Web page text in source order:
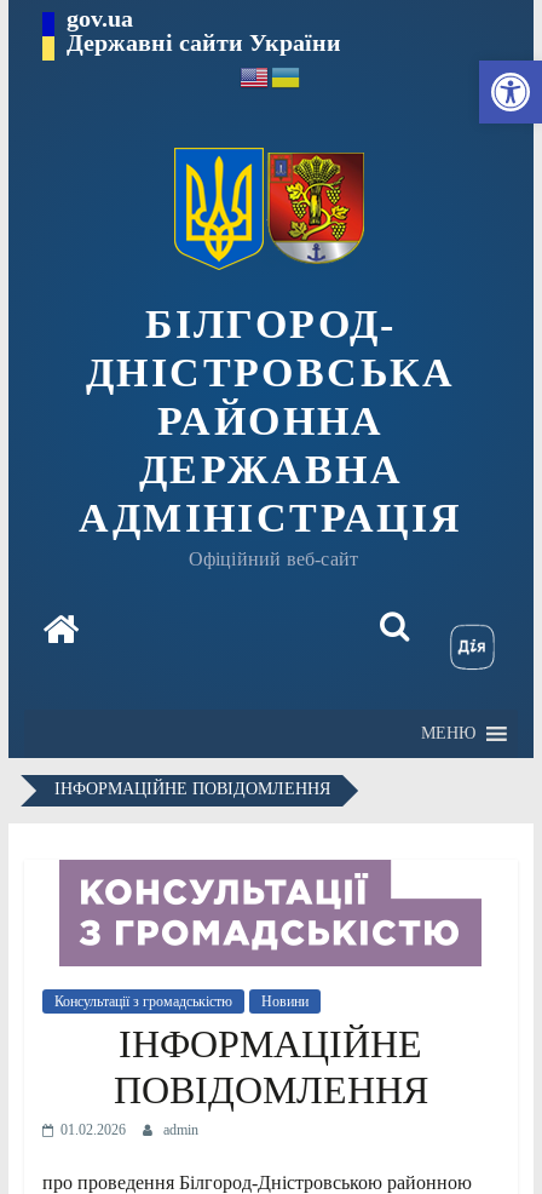
вмісту
gov.ua
Державні сайти України
БІЛГОРОД-
ДНІСТРОВСЬКА
РАЙОННА
ДЕРЖАВНА
АДМІНІСТРАЦІЯ
Офіційний веб-сайт
МЕНЮ
ІНФОРМАЦІЙНЕ ПОВІДОМЛЕННЯ
Консультації з громадськістю Новини
ІНФОРМАЦІЙНЕ
ПОВІДОМЛЕННЯ
01.02.2026 admin
про проведення Білгород-Дністровською районною